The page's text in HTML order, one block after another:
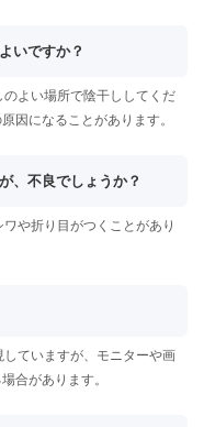
いですか？
よい場所で陰干ししてくだ
因になることがあります。
、不良でしょうか？
や折り目がつくことがあり
ていますが、モニターや画
合があります。